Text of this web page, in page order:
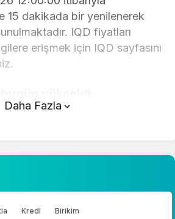
15 dakikada bir yenilenerek
IQD fiyatları
erişmek için IQD sayfasını
için, sayfanın üstünde
kullanarak mevcut fiyatlar
Daha Fazla
Kredi Birikim